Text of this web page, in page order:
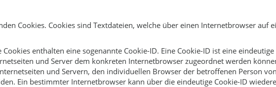
Cookies. Cookies sind Textdateien, welche über einen Internetbrowser auf
enthalten eine sogenannte Cookie-ID. Eine Cookie-ID ist eine
und Server dem konkreten Internetbrowser zugeordnet werden
und Servern, den individuellen Browser der betroffenen Person
Ein bestimmter Internetbrowser kann über die eindeutige Cookie-ID